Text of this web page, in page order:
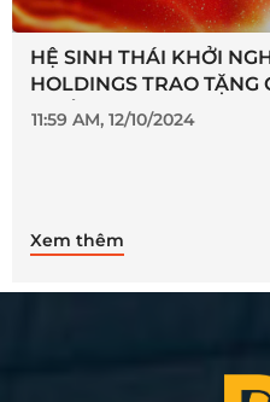
HỆ SINH THÁI KHỞI
HOLDINGS TRAO TẶNG
PHỐ THÔNG DÂN TỘC
11:59 AM, 12/10/2024
Xem thêm